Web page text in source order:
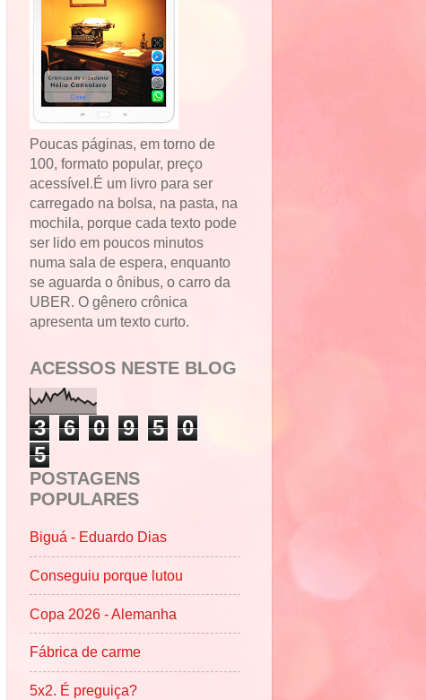
Poucas páginas, em torno de
100, formato popular, preço
acessível.É um livro para ser
carregado na bolsa, na pasta, na
mochila, porque cada texto pode
ser lido em poucos minutos
numa sala de espera, enquanto
se aguarda o ônibus, o carro da
UBER. O gênero crônica
apresenta um texto curto.
ACESSOS NESTE BLOG
3 6 0 9 5
0
5
POSTAGENS
POPULARES
Biguá - Eduardo Dias
Conseguiu porque lutou
Copa 2026 - Alemanha
Fábrica de carme
5x2. É preguiça?